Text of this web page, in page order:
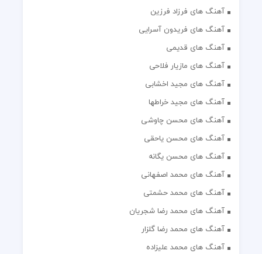
آهنگ های فرزاد فرزین
آهنگ های فریدون آسرایی
آهنگ های قدیمی
آهنگ های مازیار فلاحی
آهنگ های مجید اخشابی
آهنگ های مجید خراطها
آهنگ های محسن چاوشی
آهنگ های محسن یاحقی
آهنگ های محسن یگانه
آهنگ های محمد اصفهانی
آهنگ های محمد حشمتی
آهنگ های محمد رضا شجریان
آهنگ های محمد رضا گلزار
آهنگ های محمد علیزاده